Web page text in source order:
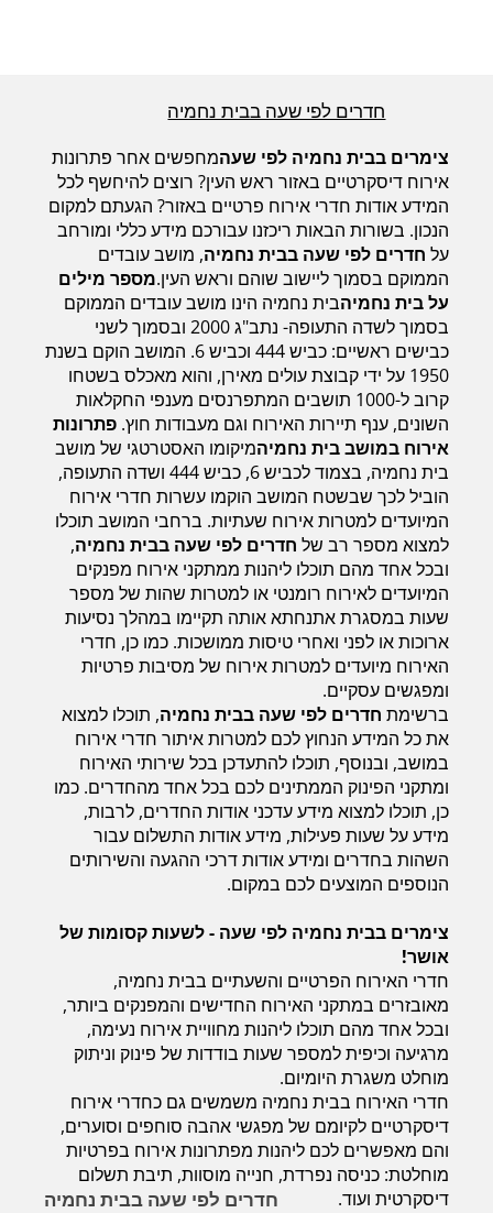
חדרים לפי שעה בחוף הכרמל
חדרים לפי שעה בחיפה קריות
חדרים לפי שעה בכנרת גליל תחתון עמקים
חדרים לפי שעה ברמת הגולן
חדרים לפי שעה בהערבה
חדרים לפי שעה בעמק יזרעאל
חדרים לפי שעה במישור החוף הדרומי
חדרים לפי שעה בבית נחמיה
צימרים בבית נחמיה לפי שעהמחפשים אחר פתרונות
אירוח דיסקרטיים באזור ראש העין? רוצים להיחשף לכל
המידע אודות חדרי אירוח פרטיים באזור? הגעתם למקום
הנכון. בשורות הבאות ריכזנו עבורכם מידע כללי ומורחב
על חדרים לפי שעה בבית נחמיה, מושב עובדים
הממוקם בסמוך ליישוב שוהם וראש העין.מספר מילים
על בית נחמיהבית נחמיה הינו מושב עובדים הממוקם
בסמוך לשדה התעופה- נתב"ג 2000 ובסמוך לשני
כבישים ראשיים: כביש 444 וכביש 6. המושב הוקם בשנת
1950 על ידי קבוצת עולים מאירן, והוא מאכלס בשטחו
קרוב ל-1000 תושבים המתפרנסים מענפי החקלאות
השונים, ענף תיירות האירוח וגם מעבודות חוץ. פתרונות
אירוח במושב בית נחמיהמיקומו האסטרטגי של מושב
בית נחמיה, בצמוד לכביש 6, כביש 444 ושדה התעופה,
הוביל לכך שבשטח המושב הוקמו עשרות חדרי אירוח
המיועדים למטרות אירוח שעתיות. ברחבי המושב תוכלו
למצוא מספר רב של חדרים לפי שעה בבית נחמיה,
ובכל אחד מהם תוכלו ליהנות ממתקני אירוח מפנקים
המיועדים לאירוח רומנטי או למטרות שהות של מספר
שעות במסגרת אתנחתא אותה תקיימו במהלך נסיעות
ארוכות או לפני ואחרי טיסות ממושכות. כמו כן, חדרי
האירוח מיועדים למטרות אירוח של מסיבות פרטיות
ומפגשים עסקיים.
ברשימת חדרים לפי שעה בבית נחמיה, תוכלו למצוא
את כל המידע הנחוץ לכם למטרות איתור חדרי אירוח
במושב, ובנוסף, תוכלו להתעדכן בכל שירותי האירוח
ומתקני הפינוק הממתינים לכם בכל אחד מהחדרים. כמו
כן, תוכלו למצוא מידע עדכני אודות החדרים, לרבות,
מידע על שעות פעילות, מידע אודות התשלום עבור
השהות בחדרים ומידע אודות דרכי ההגעה והשירותים
הנוספים המוצעים לכם במקום.
צימרים בבית נחמיה לפי שעה - לשעות קסומות של
אושר!
חדרי האירוח הפרטיים והשעתיים בבית נחמיה,
מאובזרים במתקני האירוח החדישים והמפנקים ביותר,
ובכל אחד מהם תוכלו ליהנות מחוויית אירוח נעימה,
מרגיעה וכיפית למספר שעות בודדות של פינוק וניתוק
מוחלט משגרת היומיום.
חדרי האירוח בבית נחמיה משמשים גם כחדרי אירוח
דיסקרטיים לקיומם של מפגשי אהבה סוחפים וסוערים,
והם מאפשרים לכם ליהנות מפתרונות אירוח בפרטיות
מוחלטת: כניסה נפרדת, חנייה מוסוות, תיבת תשלום
דיסקרטית ועוד.
חדרים לפי שעה בבית נחמיה